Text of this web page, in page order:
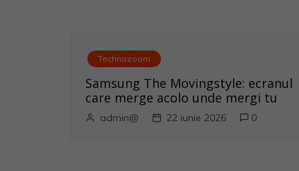
Technozoom
Samsung The Movingstyle: ecranul
care merge acolo unde mergi tu
admin@ 22 iunie 2026 0